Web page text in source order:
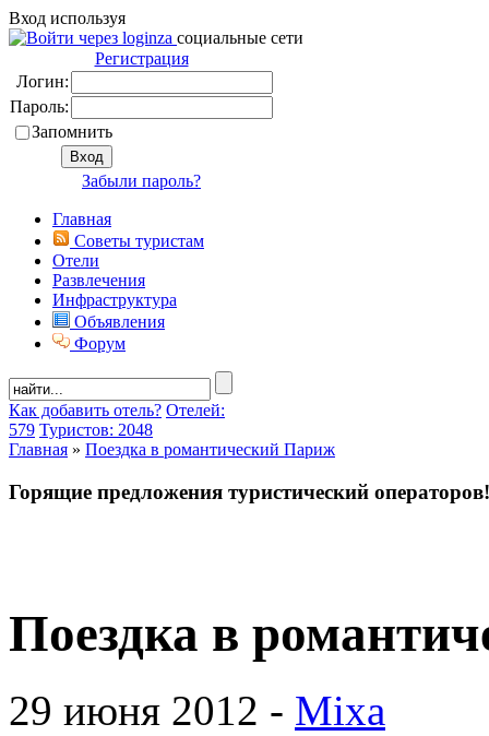
Вход используя
социальные сети
Регистрация
Логин:
Пароль:
Запомнить
Забыли пароль?
Главная
Советы туристам
Отели
Развлечения
Инфраструктура
Объявления
Форум
Как добавить отель? Отелей:
579 Туристов: 2048
Главная » Поездка в романтический Париж
Горящие предложения туристический операторов!
Поездка в
29 июня 2012 - Mixa